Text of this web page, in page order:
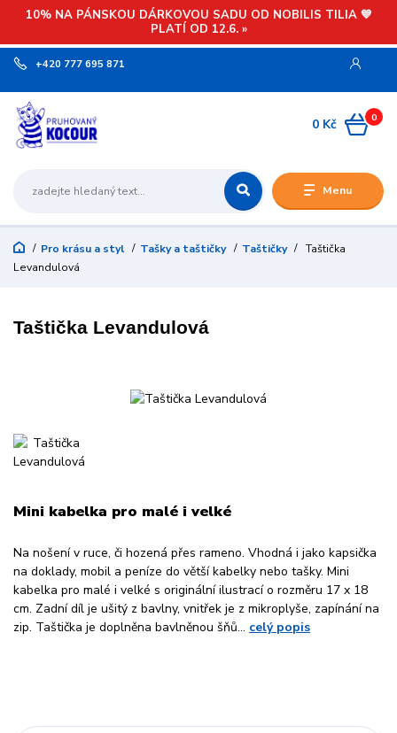
10% NA PÁNSKOU DÁRKOVOU SADU OD NOBILIS TILIA 💙
PLATÍ OD 12.6. »
Menu
+420 777 695 871
0
0 Kč
Pro krásu a styl Tašky a taštičky Taštičky
Taštička
Levandulová
Taštička Levandulová
Mini kabelka pro malé i velké
Na nošení v ruce, či hozená přes rameno. Vhodná i jako kapsička
na doklady, mobil a peníze do větší kabelky nebo tašky. Mini
kabelka pro malé i velké s originální ilustrací o rozměru 17 x 18
cm. Zadní díl je ušitý z bavlny, vnitřek je z mikroplyše, zapínání na
zip. Taštička je doplněna bavlněnou šňů... celý popis